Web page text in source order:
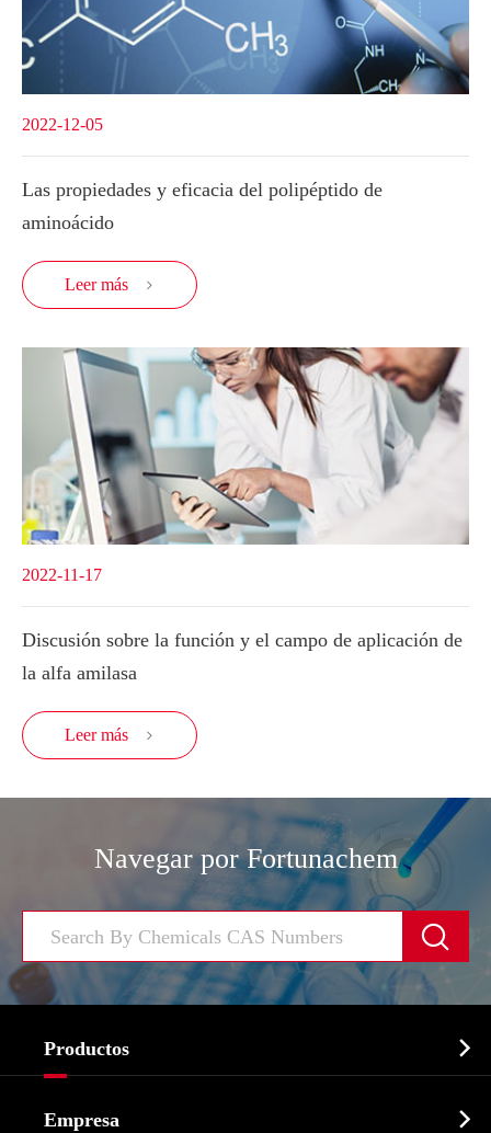
2022-12-05
Las propiedades y eficacia del polipéptido de
aminoácido
Leer más 
2022-11-17
Discusión sobre la función y el campo de aplicación de
la alfa amilasa
Leer más 
Navegar por Fortunachem

Productos 
Empresa 